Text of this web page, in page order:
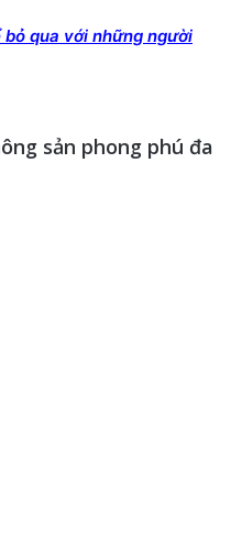
qua với những người
sản phong phú đa